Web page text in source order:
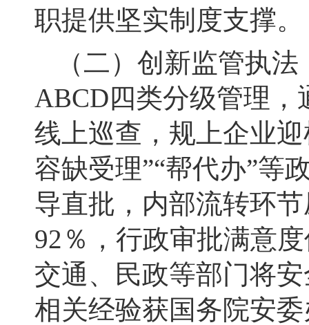
职提供坚实制度支撑。
（二）创新监管执
ABCD四类分级管理，
线上巡查，规上企业
容缺受理”“帮代办”等
导直批，内部流转环
92％，行政审批满意
交通、民政等部门将
相关经验获国务院安